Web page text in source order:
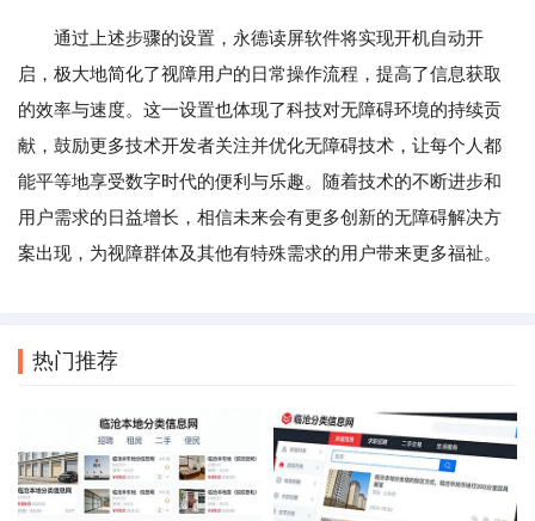
通过上述步骤的设置，永德读屏软件将实现开机自动开
启，极大地简化了视障用户的日常操作流程，提高了信息获取
的效率与速度。这一设置也体现了科技对无障碍环境的持续贡
献，鼓励更多技术开发者关注并优化无障碍技术，让每个人都
能平等地享受数字时代的便利与乐趣。随着技术的不断进步和
用户需求的日益增长，相信未来会有更多创新的无障碍解决方
案出现，为视障群体及其他有特殊需求的用户带来更多福祉。
热门推荐